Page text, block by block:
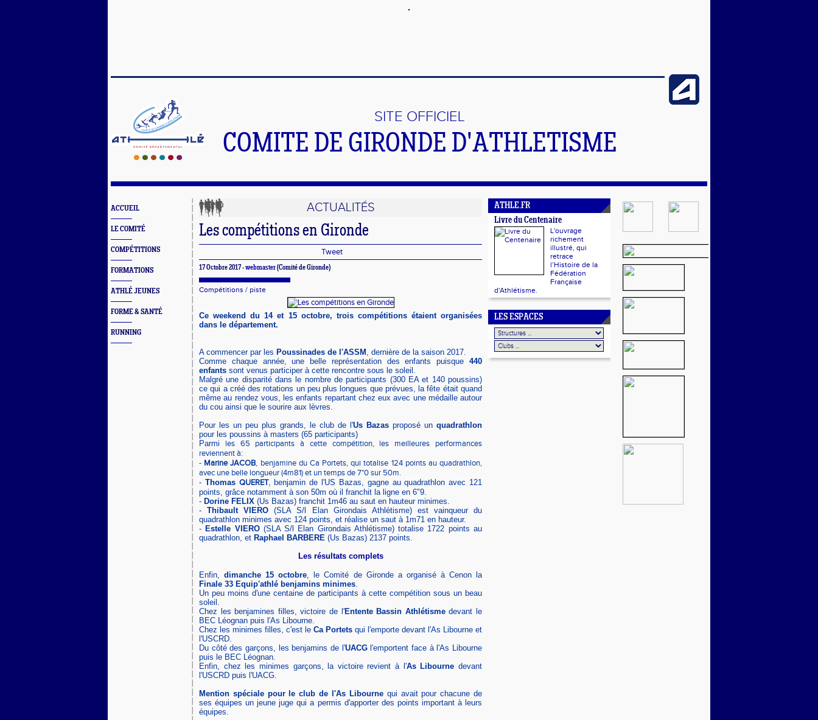
SITE OFFICIEL
COMITE DE GIRONDE D'ATHLETISME
ACCUEIL
LE COMITÉ
COMPÉTITIONS
FORMATIONS
ATHLÉ JEUNES
FORME & SANTÉ
RUNNING
ACTUALITÉS
Les compétitions en Gironde
Tweet
17 Octobre 2017 -webmaster(Comité de Gironde)
Compétitions / piste
Ce weekend du 14 et 15 octobre, trois compétitions étaient organisées
dans le département.
A commencer par les Poussinades de l'ASSM , dernière de la saison 2017.
Comme chaque année, une belle représentation des enfants puisque 440
enfants sont venus participer à cette rencontre sous le soleil.
Malgré une disparité dans le nombre de participants (300 EA et 140 poussins)
ce qui a créé des rotations un peu plus longues que prévues, la fête était quand
même au rendez vous, les enfants repartant chez eux avec une médaille autour
du cou ainsi que le sourire aux lèvres.
Pour les un peu plus grands, le club de l'Us Bazas proposé un quadrathlon
pour les poussins à masters (65 participants)
Parmi les 65 participants à cette compétition, les meilleures performances
reviennent à:
- Marine JACOB, benjamine du Ca Portets, qui totalise 124 points au quadrathlon,
avec une belle longueur (4m81) et un temps de 7"0 sur 50m.
- Thomas QUERET, benjamin de l'US Bazas, gagne au quadrathlon avec 121
points, grâce notamment à son 50m où il franchit la ligne en 6"9.
- Dorine FELIX (Us Bazas) franchit 1m46 au saut en hauteur minimes.
-Thibault VIERO (SLA S/l Elan Girondais Athlétisme) est vainqueur du
quadrathlon minimes avec 124 points, et réalise un saut à 1m71 en hauteur.
- Estelle VIERO (SLA S/l Elan Girondais Athlétisme) totalise 1722 points au
quadrathlon, et Raphael BARBERE (Us Bazas) 2137 points.
Les résultats complets
Enfin,dimanche 15 octobre, le Comité de Gironde a organisé à Cenon la
Finale 33 Equip'athlé benjamins minimes.
Un peu moins d'une centaine de participants à cette compétition sous un beau
soleil.
Chez les benjamines filles, victoire de l'Entente Bassin Athlétismedevant le
BEC Léognan puis l'As Libourne.
Chez les minimes filles, c'est le Ca Portets qui l'emporte devant l'As Libourne et
l'USCRD.
Du côté des garçons, les benjamins de l'UACGl'emportent face à l'As Libourne
puis le BEC Léognan.
Enfin, chez les minimes garçons, la victoire revient à l'As Libourne devant
l'USCRD puis l'UACG.
Mention spéciale pour le club de l'As Libourne qui avait pour chacune de
ses équipes un jeune juge qui a permis d'apporter des points important à leurs
équipes.
ATHLE.FR
Livre du Centenaire
L'ouvrage
richement
illustré, qui
retrace
l’Histoire de la
Fédération
Française
d'Athlétisme.
LES ESPACES